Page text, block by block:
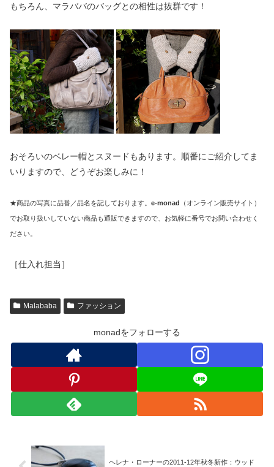
もちろん、マラババのバッグとの相性は抜群です！
おそろいのベレー帽とスヌードもあります。順番にご紹介してま
いりますので、どうぞお楽しみに！
★商品の写真に品番／品名を記しております。 e-monad （オンライン販売サイト）
でお取り扱いしていない商品も通販できますので、お気軽に番号でお問い合わせく
ださい。
［仕入れ担当］
Malababa ファッション
monadをフォローする
ヘレナ・ローナーの2011-12年秋冬新作：ウッド